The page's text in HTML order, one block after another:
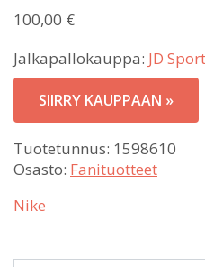
100,00 €
Jalkapallokauppa: JD
SIIRRY KAUPPAAN »
Tuotetunnus: 1598610
Osasto: Fanituotteet
Nike